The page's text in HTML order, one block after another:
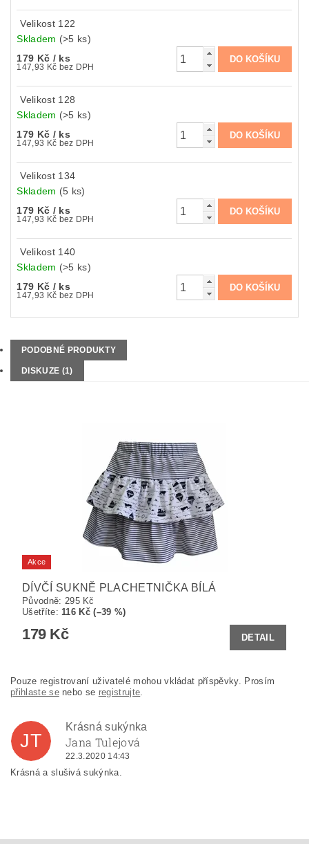
Velikost 122
Skladem (>5 ks)
179 Kč / ks
147,93 Kč bez DPH
Velikost 128
Skladem (>5 ks)
179 Kč / ks
147,93 Kč bez DPH
Velikost 134
Skladem (5 ks)
179 Kč / ks
147,93 Kč bez DPH
Velikost 140
Skladem (>5 ks)
179 Kč / ks
147,93 Kč bez DPH
PODOBNÉ PRODUKTY
DISKUZE (1)
Akce
DÍVČÍ SUKNĚ PLACHETNIČKA BÍLÁ
Původně: 295 Kč
Ušetříte: 116 Kč (–39 %)
179 Kč DETAIL
Pouze registrovaní uživatelé mohou vkládat příspěvky. Prosím
přihlaste senebo se registrujte
JT
Krásná sukýnka
Jana Tulejová
22.3.2020 14:43
Krásná a slušivá sukýnka.